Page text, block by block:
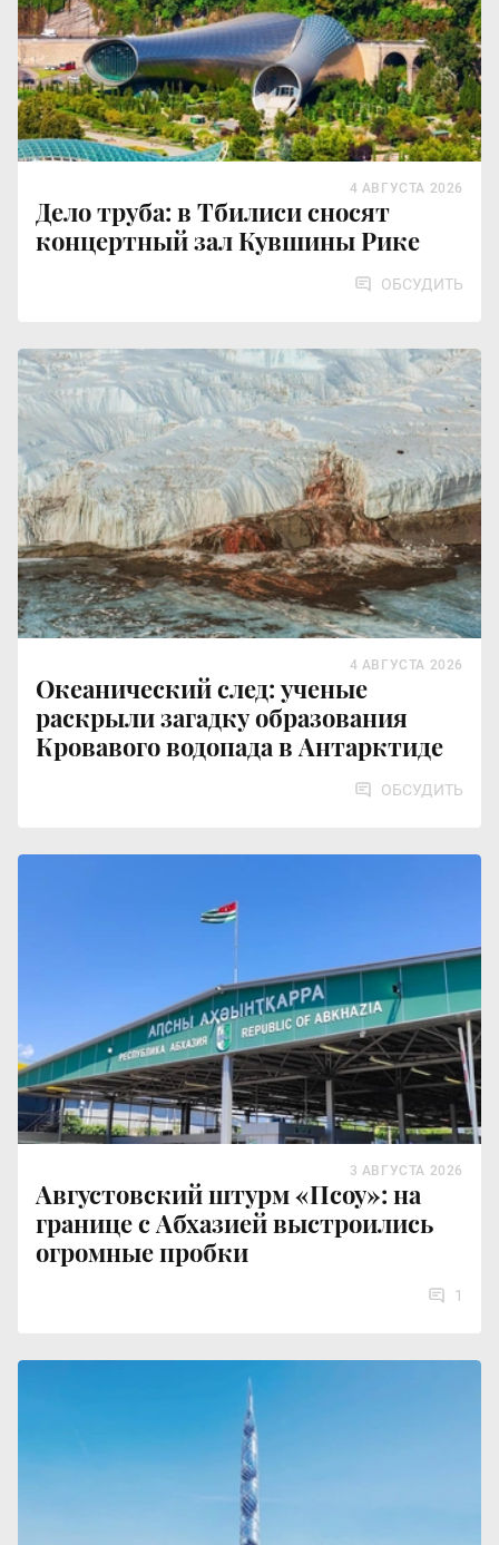
Дело труба: в Тбилиси сносят
концертный зал Кувшины Рике
4 АВГУСТА 2026
ОБСУДИТЬ
Океанический след: ученые
раскрыли загадку образования
Кровавого водопада в Антарктиде
4 АВГУСТА 2026
ОБСУДИТЬ
Августовский штурм «Псоу»: на
границе с Абхазией выстроились
огромные пробки
3 АВГУСТА 2026
1